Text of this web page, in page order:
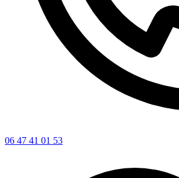
06 47 41 01 53